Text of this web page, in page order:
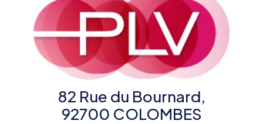
82 Rue du Bournard,
92700 COLOMBES